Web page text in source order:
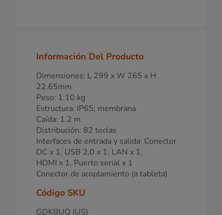
Información Del Producto
Dimensiones: L 299 x W 265 x H
22.65mm
Peso: 1.10 kg
Estructura: IP65; membrana
Caída: 1.2 m
Distribución: 82 teclas
Interfaces de entrada y salida: Conector
DC x 1, USB 2.0 x 1, LAN x 1,
HDMI x 1, Puerto serial x 1
Conector de acoplamiento (a tableta)
Código SKU
GDKBUQ (US)